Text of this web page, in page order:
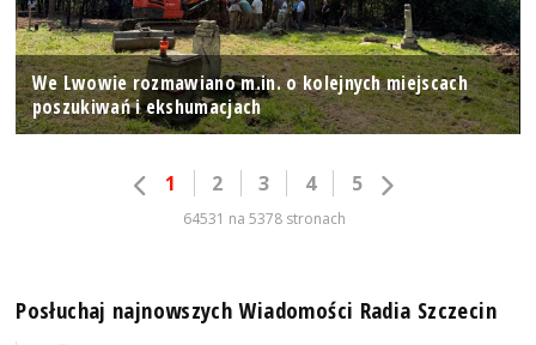
We Lwowie rozmawiano m.in. o kolejnych miejscach
poszukiwań i ekshumacjach
1 2 3 4 5
64531 na 5378 stronach
Posłuchaj najnowszych Wiadomości Radia Szczecin